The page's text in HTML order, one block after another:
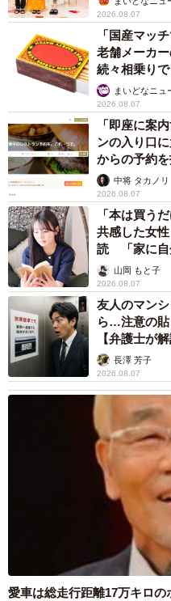
2026.08.07
「国産マッ
老舗メーカ
続々相乗り
まいどなニュ
2026.08.07
「即座に案
ンの入り口
からの予約
中将 タカノリ
2026.08.07
「本は買う
共感した女
読 「家に自
山岡 もと子
2026.08.07
友人のマン
ら…注意の貼
【弁護士が解
長澤 芳子
2026.08.07
愛車は総走行距離17万キロ